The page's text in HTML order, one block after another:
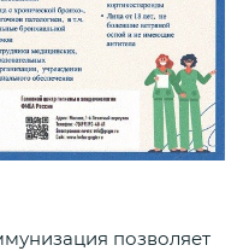
позволяет